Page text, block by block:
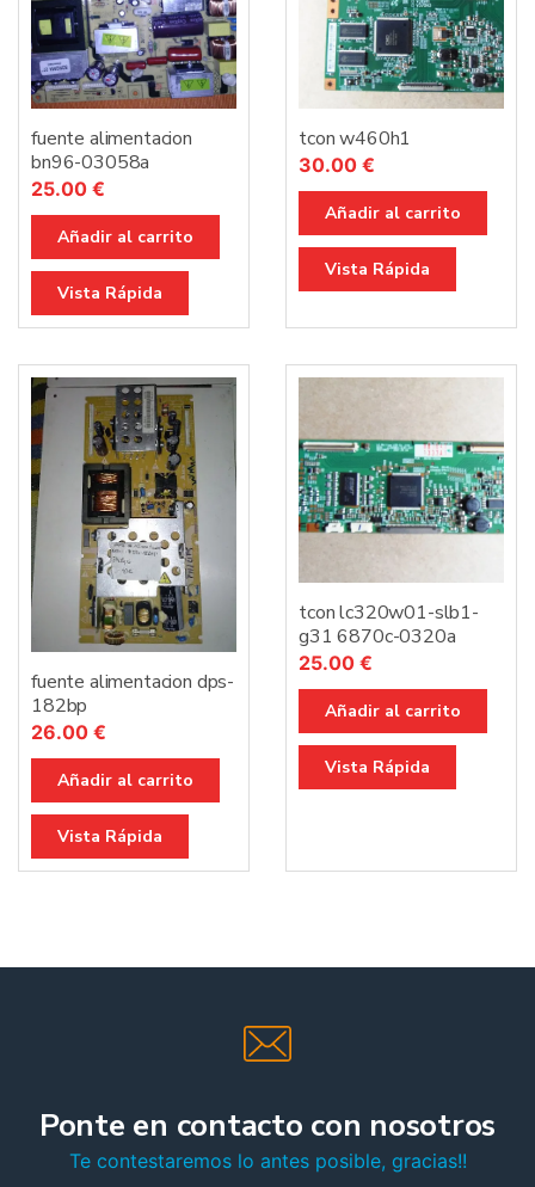
fuente alimentacion
bn96-03058a
25.00 €
Añadir al carrito
Vista Rápida
tcon w460h1
30.00 €
Añadir al carrito
Vista Rápida
fuente alimentacion dps-
182bp
26.00 €
Añadir al carrito
Vista Rápida
tcon lc320w01-slb1-
g31 6870c-0320a
25.00 €
Añadir al carrito
Vista Rápida
Ponte en contacto con nosotros
Te contestaremos lo antes posible, gracias!!